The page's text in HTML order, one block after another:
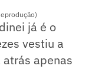
já é o
vestiu a
apenas